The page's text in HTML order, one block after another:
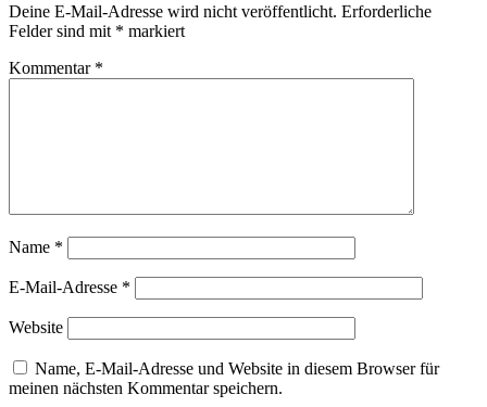
Deine E-Mail-Adresse wird nicht veröffentlicht. Erforderliche
Felder sind mit * markiert
Kommentar *
Name *
E-Mail-Adresse *
Website
Name, E-Mail-Adresse und Website in diesem Browser für
meinen nächsten Kommentar speichern.